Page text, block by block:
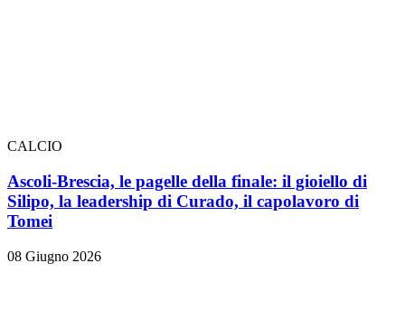
CALCIO
Ascoli-Brescia, le pagelle della finale: il gioiello di
Silipo, la leadership di Curado, il capolavoro di
Tomei
08 Giugno 2026